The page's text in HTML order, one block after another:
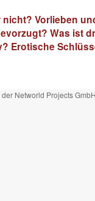
nicht? Vorlieben
Was ist
Erotische
Networld Projects